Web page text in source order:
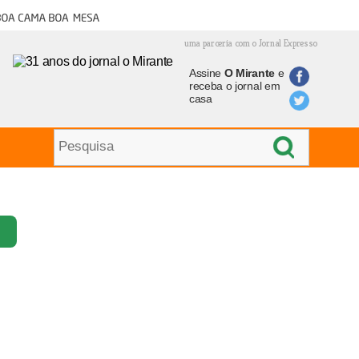
cama boa mesa
uma parceria com o Jornal Expresso
Assine O Mirantee
receba o jornal em
casa